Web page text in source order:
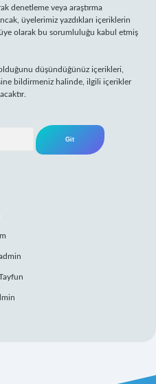
denetleme veya araştırma
üyelerimiz yazdıkları içeriklerin
olarak bu sorumluluğu kabul etmiş
düşündüğünüz içerikleri,
bildirmeniz halinde, ilgili içerikler